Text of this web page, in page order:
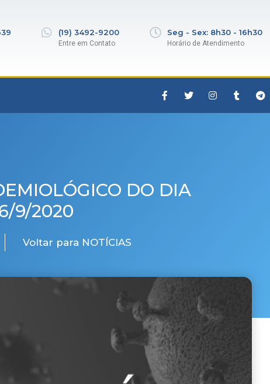
(19) 3492-9200
Entre em Contato
Seg - Sex: 8h30 - 16h30
Horário de Atendimento
DO DIA
9/2020
Voltar para NOTÍCIAS